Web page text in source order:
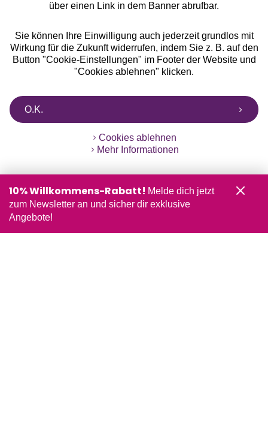
über einen Link in dem Banner abrufbar.
Sie können Ihre Einwilligung auch jederzeit grundlos mit
Wirkung für die Zukunft widerrufen, indem Sie z. B. auf den
Button "Cookie-Einstellungen" im Footer der Website und
"Cookies ablehnen" klicken.
O.K.
Cookies ablehnen
Mehr Informationen
10% Willkommens-Rabatt! Melde dich jetzt
zum Newsletter an und sicher dir exklusive
Angebote!